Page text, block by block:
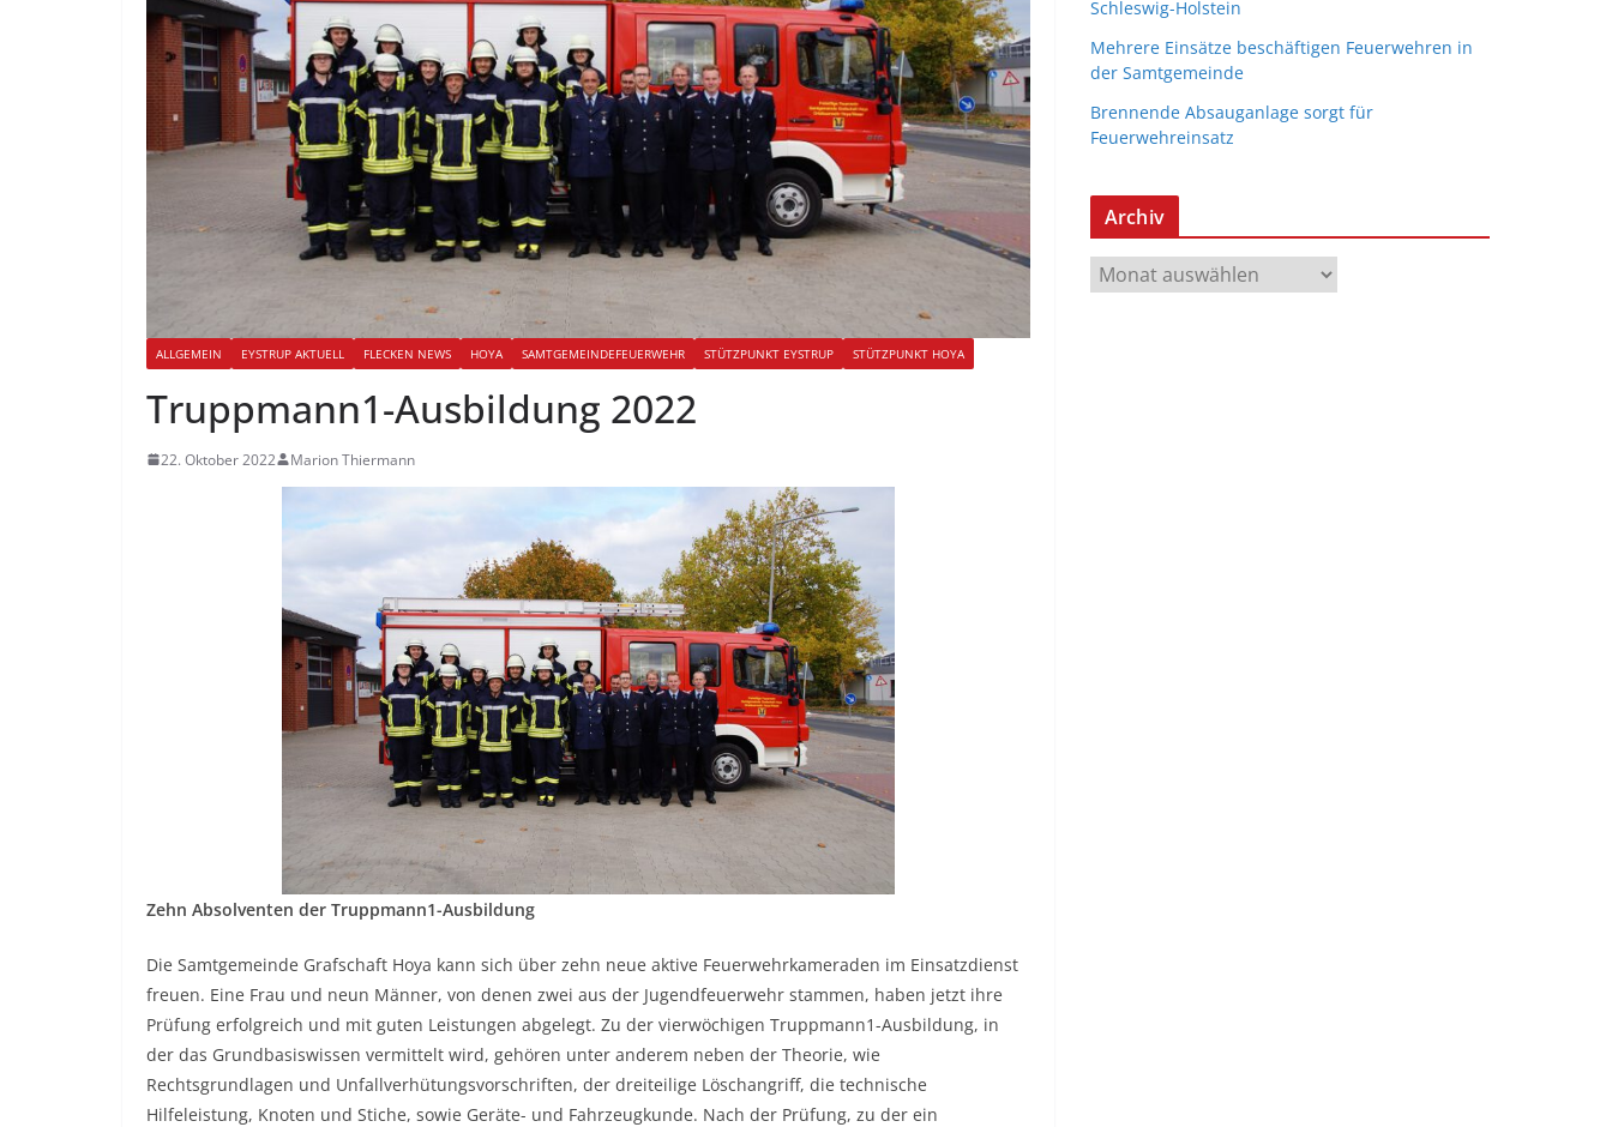
ALLGEMEIN EYSTRUP AKTUELL FLECKEN NEWS HOYA SAMTGEMEINDEFEUERWEHR STÜTZPUNKT EYSTRUP STÜTZPUNKT HOYA
Truppmann1-Ausbildung 2022
22. Oktober 2022 Marion Thiermann
Zehn Absolventen der Truppmann1-Ausbildung
Die Samtgemeinde Grafschaft Hoya kann sich über zehn neue aktive Feuerwehrkameraden im Einsatzdienst
freuen. Eine Frau und neun Männer, von denen zwei aus der Jugendfeuerwehr stammen, haben jetzt ihre
Prüfung erfolgreich und mit guten Leistungen abgelegt. Zu der vierwöchigen Truppmann1-Ausbildung, in
der das Grundbasiswissen vermittelt wird, gehören unter anderem neben der Theorie, wie
Rechtsgrundlagen und Unfallverhütungsvorschriften, der dreiteilige Löschangriff, die technische
Hilfeleistung, Knoten und Stiche, sowie Geräte- und Fahrzeugkunde. Nach der Prüfung, zu der ein
Schleswig-Holstein
Mehrere Einsätze beschäftigen Feuerwehren in
der Samtgemeinde
Brennende Absauganlage sorgt für
Feuerwehreinsatz
Archiv
r